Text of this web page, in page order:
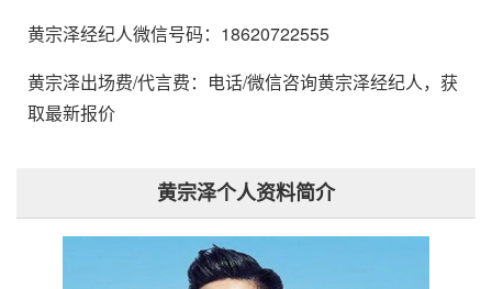
黄宗泽经纪人微信号码：18620722555
黄宗泽出场费/代言费：电话/微信咨询黄宗泽经纪人，获
取最新报价
黄宗泽个人资料简介